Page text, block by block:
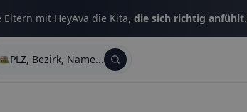
mit HeyAva die Kita, die sich richtig anfühlt.
PLZ, Bezirk, Name...